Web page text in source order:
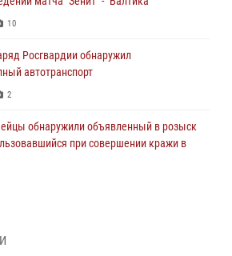
10
Росгвардии обнаружил
автотранспорт
2
обнаружили объявленный в розыск
при совершении кражи в
помощь пострадавшим